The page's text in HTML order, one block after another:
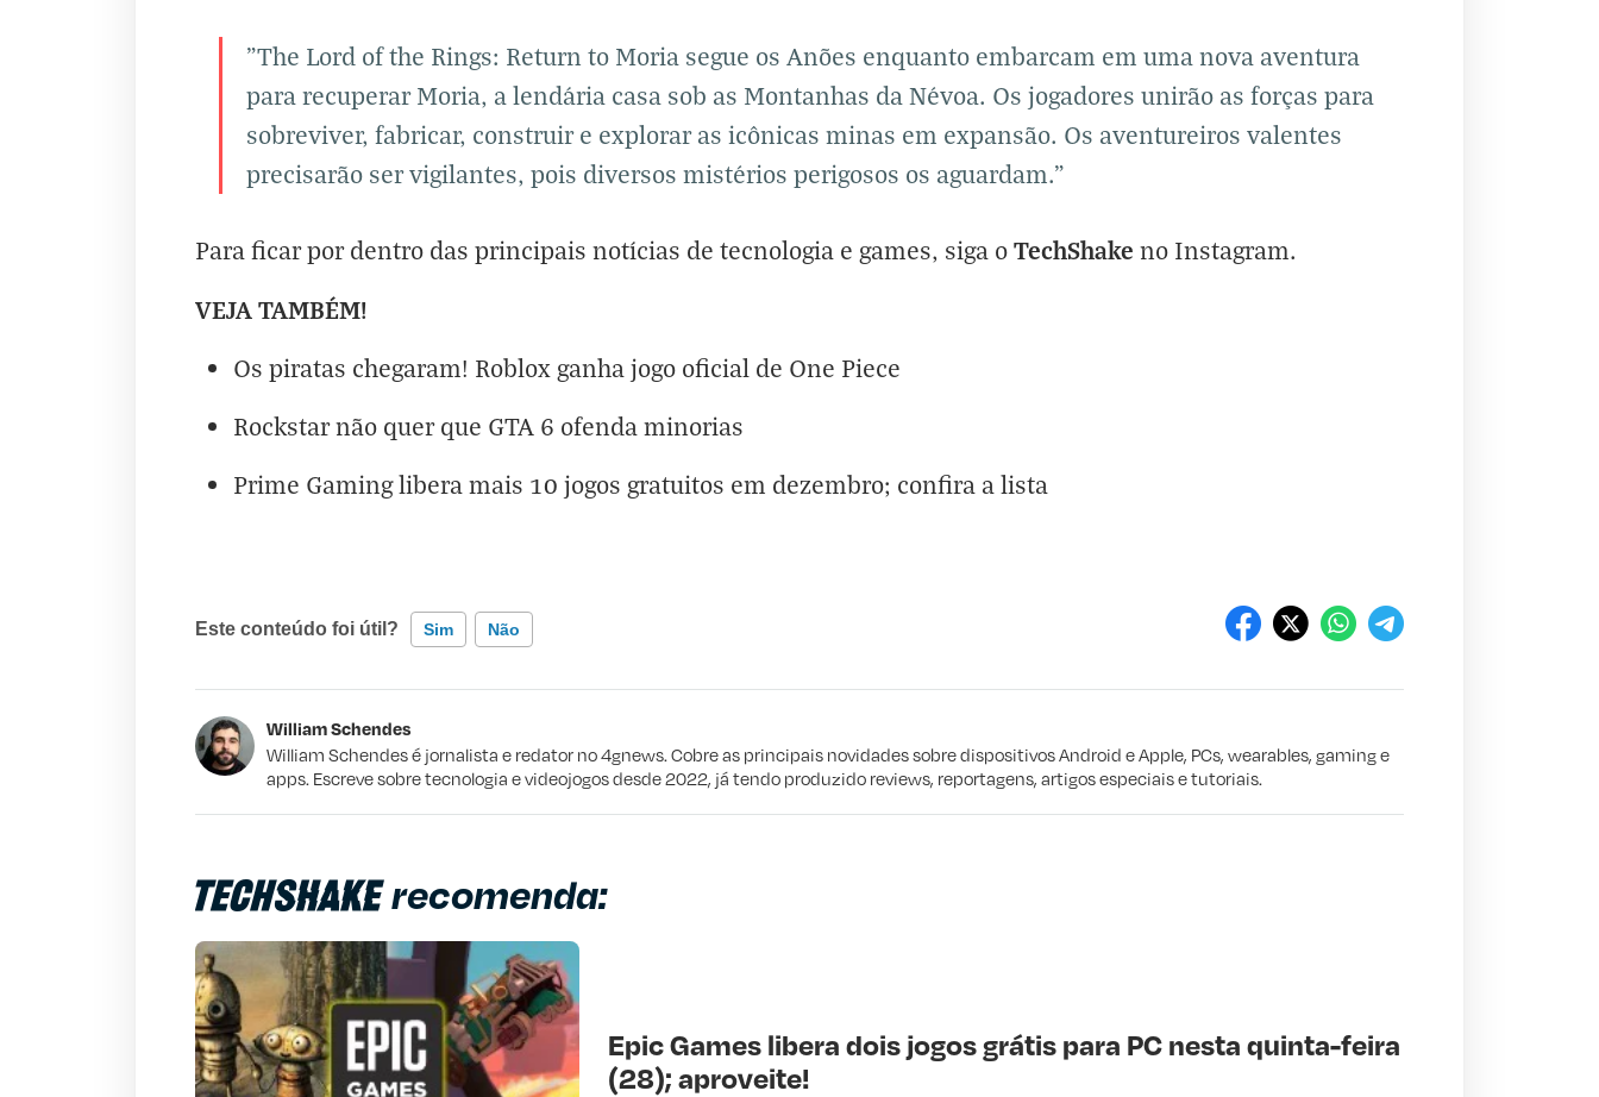
"The Lord of the Rings: Return to Moria segue os Anões enquanto embarcam em uma nova aventura
para recuperar Moria, a lendária casa sob as Montanhas da Névoa. Os jogadores unirão as forças para
sobreviver, fabricar, construir e explorar as icônicas minas em expansão. Os aventureiros valentes
precisarão ser vigilantes, pois diversos mistérios perigosos os aguardam."
Para ficar por dentro das principais notícias de tecnologia e games, siga oTechShake no Instagram.
VEJA TAMBÉM!
Os piratas chegaram! Roblox ganha jogo oficial de One Piece
Rockstar não quer que GTA 6 ofenda minorias
Prime Gaming libera mais 10 jogos gratuitos em dezembro; confira a lista
Este conteúdo foi útil? Sim Não
Este conteúdo não tem a informação que procuro
William Schendes
William Schendes é jornalista e redator no 4gnews. Cobre as principais novidades sobre dispositivos Android e Apple, PCs, wearables, gaming e
apps. Escreve sobre tecnologia e videojogos desde 2022, já tendo produzido reviews, reportagens, artigos especiais e tutoriais.
recomenda:
Epic Games libera dois jogos grátis para PC nesta quinta-feira
(28); aproveite!